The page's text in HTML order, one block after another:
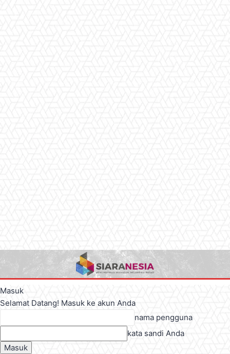
Masuk
Selamat Datang! Masuk ke akun Anda
nama pengguna
kata sandi Anda